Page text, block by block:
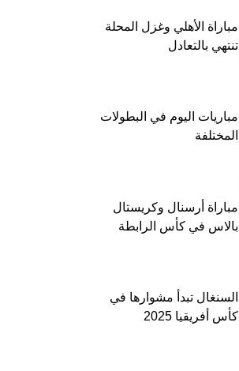
مباراة الأهلي وغزل المحلة
تنتهي بالتعادل
مباريات اليوم في البطولات
المختلفة
مباراة أرسنال وكريستال
بالاس في كأس الرابطة
السنغال تبدأ مشوارها في
كأس أفريقيا 2025